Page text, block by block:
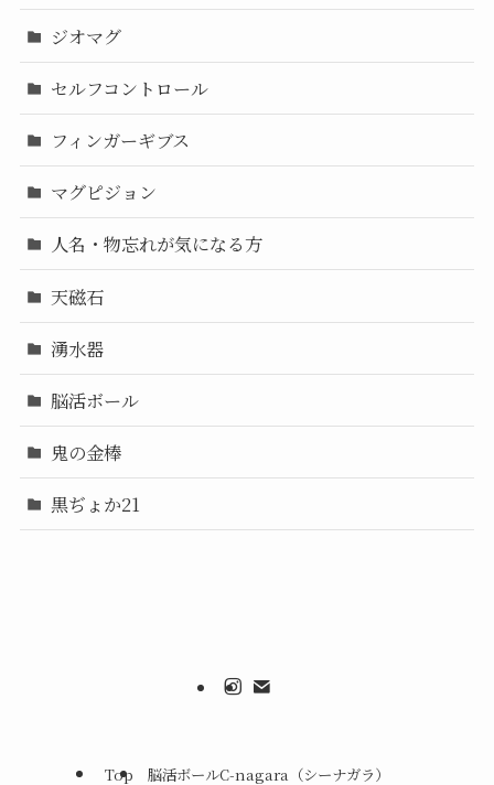
ジオマグ
セルフコントロール
フィンガーギブス
マグピジョン
人名・物忘れが気になる方
天磁石
湧水器
脳活ボール
鬼の金棒
黒ぢょか21
Top 脳活ボールC-nagara（シーナガラ）